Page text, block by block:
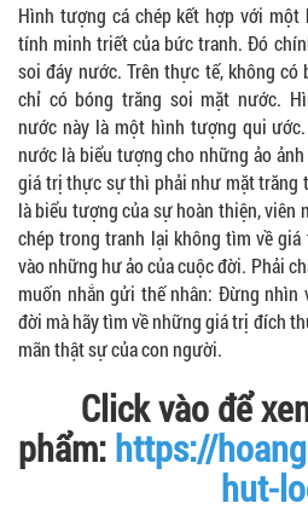
Hình tượng cá chép kết hợp với
tính minh triết của bức tranh. Đó
soi đáy nước. Trên thực tế, không
chỉ có bóng trăng soi mặt nước.
nước này là một hình tượng qui
nước là biểu tượng cho những ảo
giá trị thực sự thì phải như mặt trăng
là biểu tượng của sự hoàn thiện, viên
chép trong tranh lại không tìm về
vào những hư ảo của cuộc đời. Phải
muốn nhắn gửi thế nhân: Đừng nhìn
đời mà hãy tìm về những giá trị đích
mãn thật sự của con người.
Click vào để
phẩm: https://
hut-